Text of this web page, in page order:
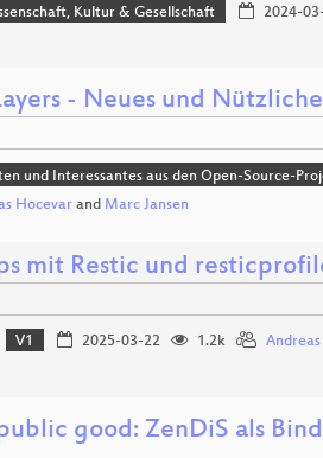
Kultur & Gesellschaft 2024-
- Neues und
und Interessantes aus den Open-Source-
Hocevar and Marc Jansen
mit Restic und
V1 2025-03-22 1.2k
good: ZenDiS als